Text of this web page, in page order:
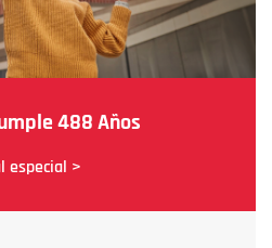
488 Años
especial >